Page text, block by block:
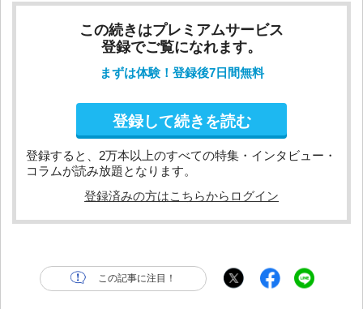
この続きはプレミアムサービス
登録でご覧になれます。
まずは体験！登録後7日間無料
登録して続きを読む
登録すると、2万本以上のすべての特集・インタビュー・
コラムが読み放題となります。
登録済みの方はこちらからログイン
この記事に注目！